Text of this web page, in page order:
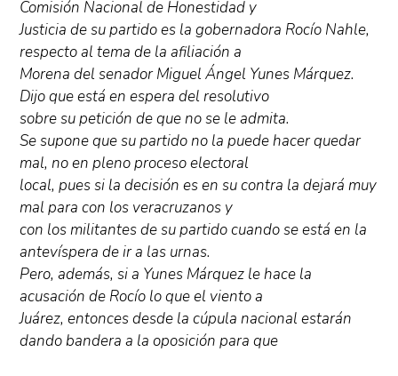
Comisión Nacional de Honestidad y
Justicia de su partido es la gobernadora Rocío Nahle,
respecto al tema de la afiliación a
Morena del senador Miguel Ángel Yunes Márquez.
Dijo que está en espera del resolutivo
sobre su petición de que no se le admita.
Se supone que su partido no la puede hacer quedar
mal, no en pleno proceso electoral
local, pues si la decisión es en su contra la dejará muy
mal para con los veracruzanos y
con los militantes de su partido cuando se está en la
antevíspera de ir a las urnas.
Pero, además, si a Yunes Márquez le hace la
acusación de Rocío lo que el viento a
Juárez, entonces desde la cúpula nacional estarán
dando bandera a la oposición para que